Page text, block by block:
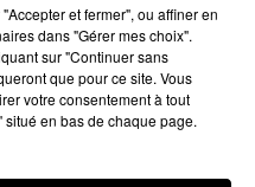
DU 18/03/2025 À
et fermer", ou affiner en
dans "Gérer mes choix".
sur "Continuer sans
que pour ce site. Vous
votre consentement à tout
en bas de chaque page.